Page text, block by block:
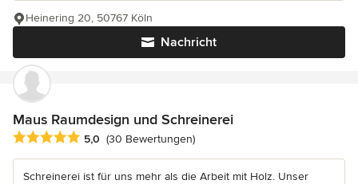
Nachricht
Heinering 20, 50767 Köln
Maus Raumdesign und Schreinerei
Durchschnittliche Bewertung: 5 von 5 Sternen
5,0 (30 Bewertungen)
Schreinerei ist für uns mehr als die Arbeit mit Holz. Unser